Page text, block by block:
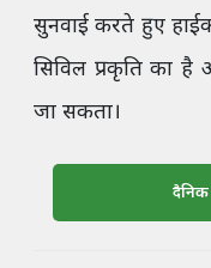
सुनवाई करते हुए
सिविल प्रकृति का है
जा सकता।
दैनिक